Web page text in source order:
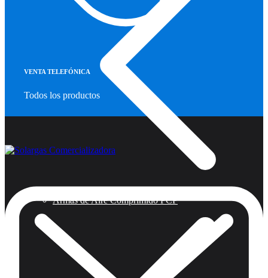
Armas de Aire Comprimido PCP
VENTA TELEFÓNICA
Todos los productos